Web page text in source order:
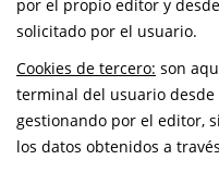
por el propio editor y
solicitado por el usuario.
Cookies de tercero: son
terminal del usuario
gestionando por el editor,
los datos obtenidos a